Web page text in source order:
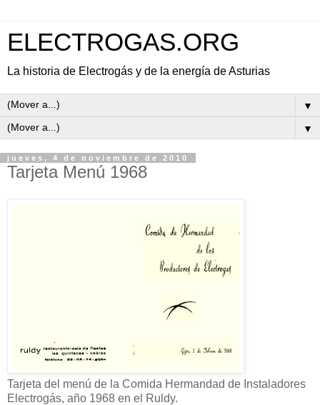
ELECTROGAS.ORG
La historia de Electrogás y de la energía de Asturias
▼
▼
jueves, 4 de noviembre de 2010
Tarjeta Menú 1968
Tarjeta del menú de la Comida Hermandad de Instaladores
Electrogás, año 1968 en el Ruldy.